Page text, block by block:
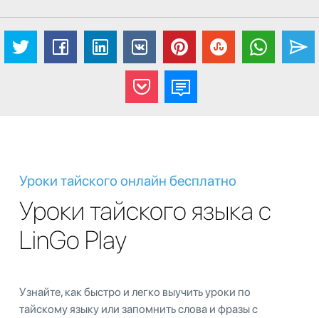
Уроки тайского онлайн бесплатно
Уроки тайского языка с
LinGo Play
Узнайте, как быстро и легко выучить уроки по
тайскому языку или запомнить слова и фразы с